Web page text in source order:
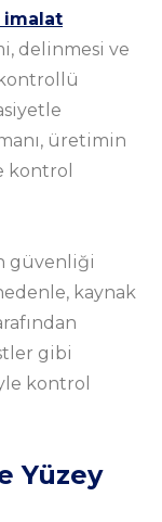
imalat
delinmesi ve
üretimin
kontrol
güvenliği
kaynak
gibi
kontrol
Yüzey